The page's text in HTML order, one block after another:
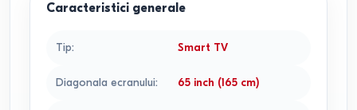
Caracteristici generale
Tip: Smart TV
Diagonala ecranului: 65 inch (165 cm)